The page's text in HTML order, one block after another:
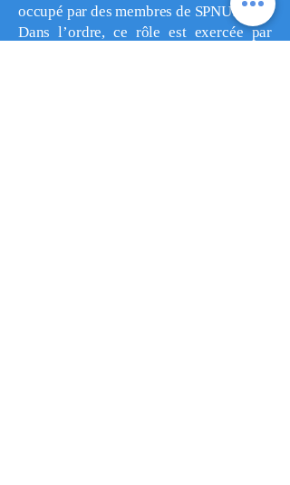
occupé par des membres de SPNU:
Dans l’ordre, ce rôle est exercée par